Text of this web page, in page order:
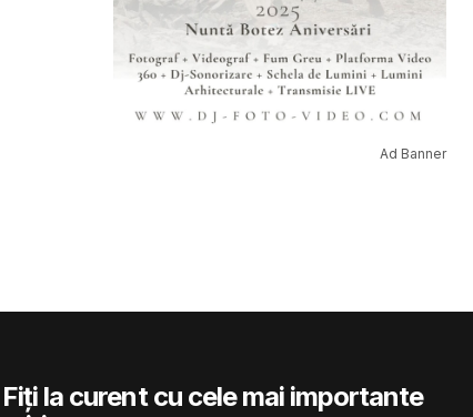
Ad Banner
Fiți la curent cu cele mai importante